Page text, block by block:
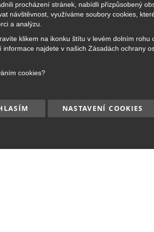
Group s.r.o.
Prezenční
Příměstské
procházení stránek, nabídli přizpůsobený
návštěvnost, využíváme soubory cookies,
a analýzu.
klikem na ikonku štítu v levém dolním rohu
informace najdete v našich Zásadách ochrany
cookies?
NASTAVENÍ COOKIES